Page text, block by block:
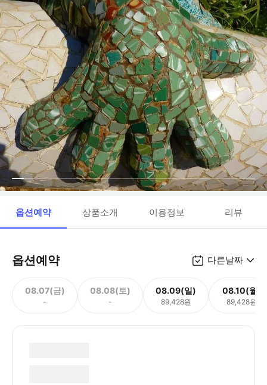
옵션예약 상품소개 이용정보 리뷰
옵션예약 다른날짜
08.07(금)
-
08.08(토)
-
08.09(일)
89,428원
08.10(월)
89,428원